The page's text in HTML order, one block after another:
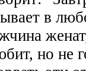
в
но не